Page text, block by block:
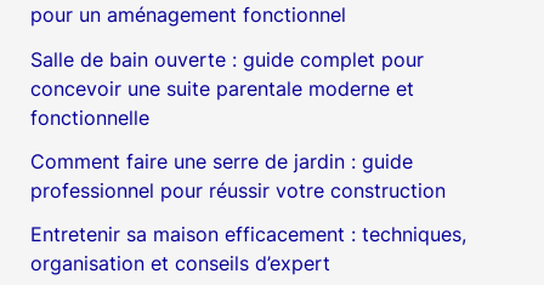
pour un aménagement fonctionnel
Salle de bain ouverte : guide complet pour
concevoir une suite parentale moderne et
fonctionnelle
Comment faire une serre de jardin : guide
professionnel pour réussir votre construction
Entretenir sa maison efficacement : techniques,
organisation et conseils d’expert